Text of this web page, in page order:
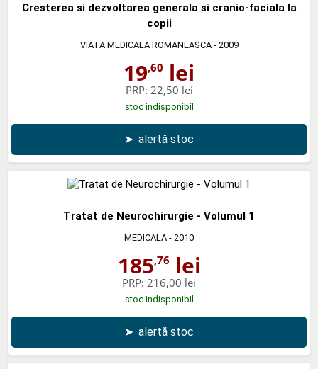
Cresterea si dezvoltarea generala si cranio-faciala la
copii
VIATA MEDICALA ROMANEASCA- 2009
19,60 lei
PRP: 22,50 lei
stoc indisponibil
➤ alertă stoc
Tratat de Neurochirurgie - Volumul 1
MEDICALA - 2010
185,76 lei
PRP: 216,00 lei
stoc indisponibil
➤ alertă stoc